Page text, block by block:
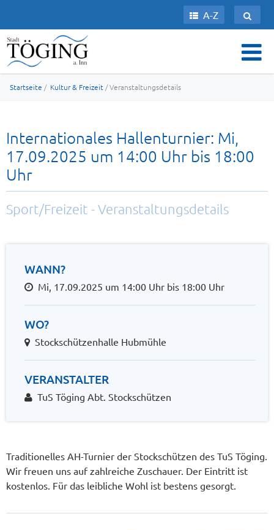
A-Z
Startseite / Kultur & Freizeit / Veranstaltungsdetails
Internationales Hallenturnier: Mi,
17.09.2025 um 14:00 Uhr bis 18:00
Uhr
Sport/Freizeit - Veranstaltungsdetails
WANN?
Mi, 17.09.2025 um 14:00 Uhr bis 18:00 Uhr
WO?
Stockschützenhalle Hubmühle
VERANSTALTER
TuS Töging Abt. Stockschützen
Traditionelles AH-Turnier der Stockschützen des TuS Töging.
Wir freuen uns auf zahlreiche Zuschauer. Der Eintritt ist
kostenlos. Für das leibliche Wohl ist bestens gesorgt.